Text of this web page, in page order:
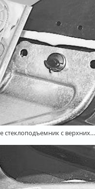
стеклоподъемник с верхних…